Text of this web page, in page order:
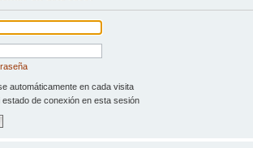
automáticamente en cada visita
estado de conexión en esta sesión